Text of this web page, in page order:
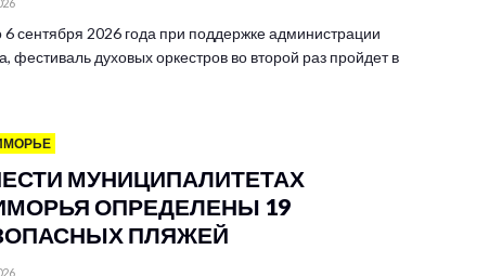
6 сентября 2026 года при поддержке администрации
фестиваль духовых оркестров во второй раз пройдет в
МУНИЦИПАЛИТЕТАХ
ОПРЕДЕЛЕНЫ 19
ПЛЯЖЕЙ